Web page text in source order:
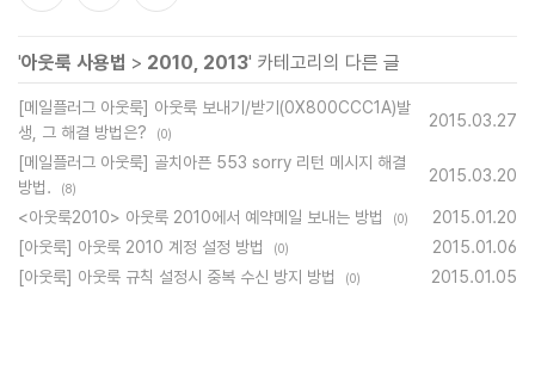
'아웃룩 사용법 > 2010, 2013' 카테고리의 다른 글
[메일플러그 아웃룩] 아웃룩 보내기/받기(0X800CCC1A)발
생, 그 해결 방법은?
(0)
2015.03.27
[메일플러그 아웃룩] 골치아픈 553 sorry 리턴 메시지 해결
방법.
(8)
2015.03.20
<아웃룩2010> 아웃룩 2010에서 예약메일 보내는 방법 (0)
2015.01.20
[아웃룩] 아웃룩 2010 계정 설정 방법
(0)
2015.01.06
[아웃룩] 아웃룩 규칙 설정시 중복 수신 방지 방법
(0) 2015.01.05